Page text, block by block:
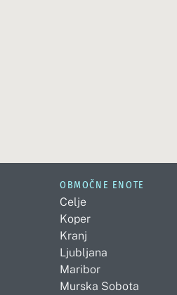
OBMOČNE ENOTE
Celje
Koper
Kranj
Ljubljana
Maribor
Murska Sobota